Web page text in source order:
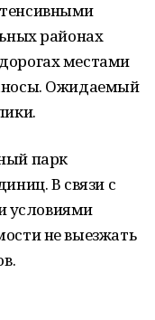
районах
местами
Ожидаемый
парк
В связи с
условиями
не выезжать